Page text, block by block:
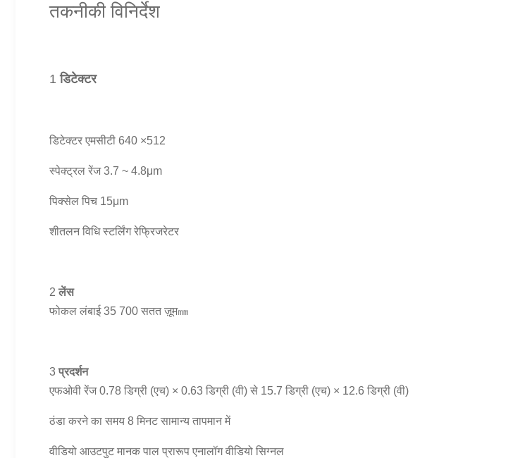
तकनीकी विनिर्देश
1डिटेक्टर
डिटेक्टर एमसीटी 640 ×512
स्पेक्ट्रल रेंज 3.7 ~ 4.8μm
पिक्सेल पिच 15μm
शीतलन विधि स्टर्लिंग रेफ्रिजरेटर
2 लेंस
फोकल लंबाई 35 700 सतत ज़ूम㎜
3 प्रदर्शन
एफओवी रेंज 0.78 डिग्री (एच) × 0.63 डिग्री (वी) से 15.7 डिग्री (एच) × 12.6 डिग्री (वी)
ठंडा करने का समय 8 मिनट सामान्य तापमान में
वीडियो आउटपुट मानक पाल प्रारूप एनालॉग वीडियो सिग्नल